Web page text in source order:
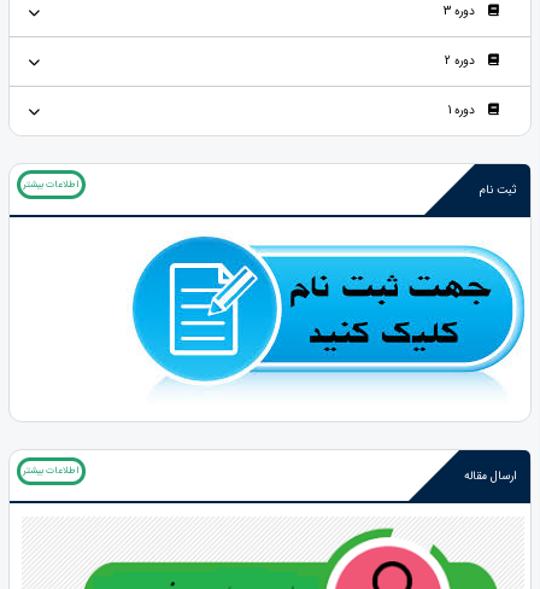
دوره 3
دوره 2
دوره 1
ثبت نام اطلاعات بیشتر
ارسال مقاله اطلاعات بیشتر